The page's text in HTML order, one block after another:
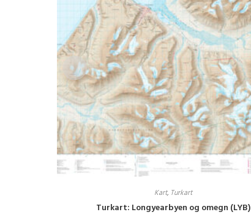
Kart, Turkart
Turkart: Longyearbyen og omegn (LYB)